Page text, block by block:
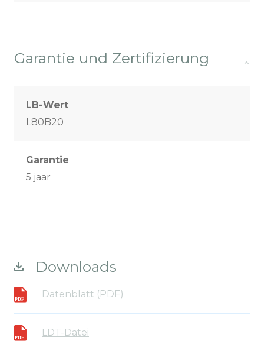
Garantie und Zertifizierung
LB-Wert
L80B20
Garantie
5 jaar
Downloads
Datenblatt (PDF)
LDT-Datei